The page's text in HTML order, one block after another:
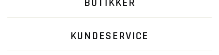
BUTIKKER
KUNDESERVICE